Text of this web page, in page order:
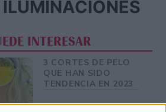
INTERESAR
3 CORTES DE PELO
QUE HAN SIDO
TENDENCIA EN 2023